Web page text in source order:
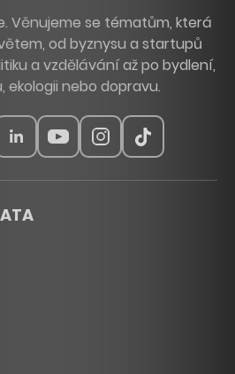
Věnujeme se tématům, která
od byznysu a startupů
a vzdělávání až po bydlení,
ekologii nebo dopravu.